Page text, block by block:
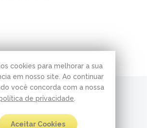
cookies para melhorar a sua
em nosso site. Ao continuar
você concorda com a nossa
de privacidade
Aceitar Cookies
5061